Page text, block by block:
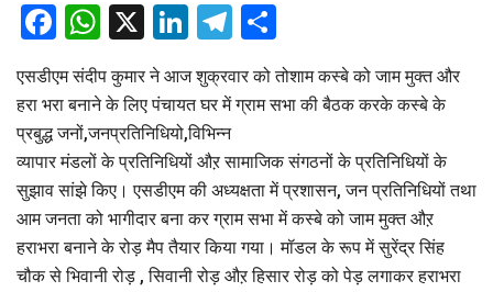
Facebook
WhatsApp
X LinkedIn
Telegram
एसडीएम संदीप कुमार ने आज शुक्रवार को तोशाम कस्बे को जाम मुक्त और
हरा भरा बनाने के लिए पंचायत घर में ग्राम सभा की बैठक करके कस्बे के
प्रबुद्ध जनों,जनप्रतिनिधियो,विभिन्न
व्यापार मंडलों के प्रतिनिधियों औऱ सामाजिक संगठनों के प्रतिनिधियों के
सुझाव सांझे किए। एसडीएम की अध्यक्षता में प्रशासन, जन प्रतिनिधियों तथा
आम जनता को भागीदार बना कर ग्राम सभा में कस्बे को जाम मुक्त औऱ
हराभरा बनाने के रोड़ मैप तैयार किया गया। मॉडल के रूप में सुरेंद्र सिंह
चौक से भिवानी रोड़ , सिवानी रोड़ औऱ हिसार रोड़ को पेड़ लगाकर हराभरा